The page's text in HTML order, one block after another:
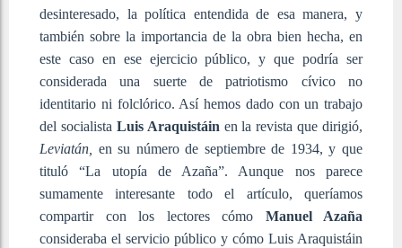
desinteresado, la política entendida de esa manera, y
también sobre la importancia de la obra bien hecha, en
este caso en ese ejercicio público, y que podría ser
considerada una suerte de patriotismo cívico no
identitario ni folclórico. Así hemos dado con un trabajo
del socialista Luis Araquistáin en la revista que dirigió,
Leviatán,
en su número de septiembre de 1934, y que
tituló “La utopía de Azaña”. Aunque nos parece
sumamente interesante todo el artículo, queríamos
compartir con los lectores cómo Manuel Azaña
consideraba el servicio público y cómo Luis Araquistáin